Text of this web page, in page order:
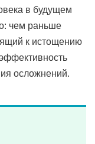
в будущем
чем раньше
к истощению
осложнений.